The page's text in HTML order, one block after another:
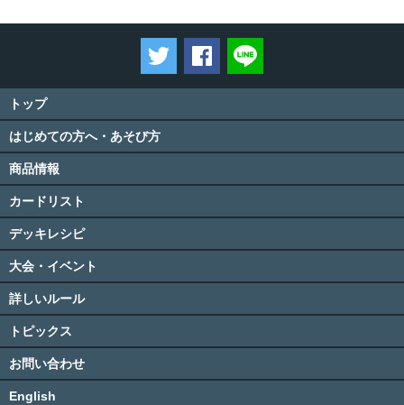
ツイートするFacebookでシェアする
トップ
はじめての方へ・あそび方
商品情報
カードリスト
デッキレシピ
大会・イベント
詳しいルール
トピックス
お問い合わせ
English